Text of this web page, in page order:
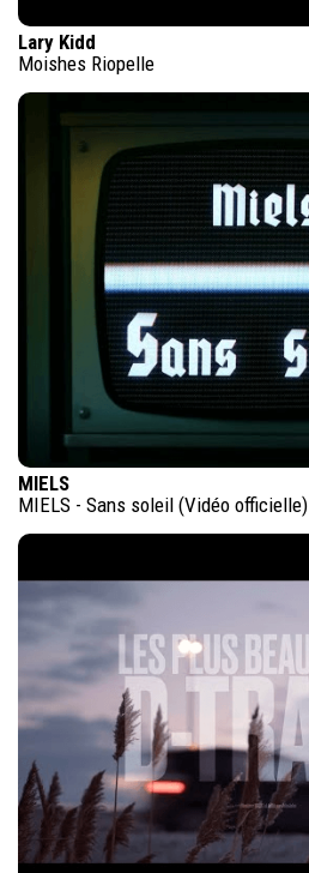
Lary Kidd
Moishes Riopelle
MIELS
MIELS - Sans soleil (Vidéo officielle)